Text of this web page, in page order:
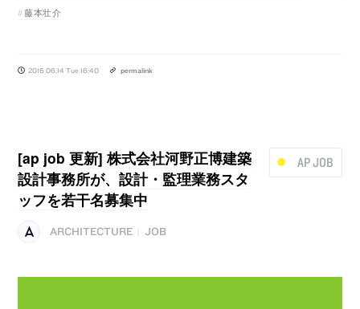
藤本壮介
2016.06.14 Tue 16:40 permalink
AP JOB
[ap job 更新] 株式会社河野正博建築
設計事務所が、設計・監理業務スタ
ッフを若干名募集中
ARCHITECTURE JOB